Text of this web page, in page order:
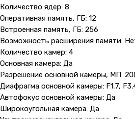
Количество ядер: 8
Оперативная память, ГБ: 12
Встроенная память, ГБ: 256
Возможность расширения памяти:
Количество камер: 4
Основная камера: Да
Разрешение основной камеры, МП:
Диафрагма основной камеры: F1.7,
Автофокус основной камеры: Да
Широкоугольная камера: Да